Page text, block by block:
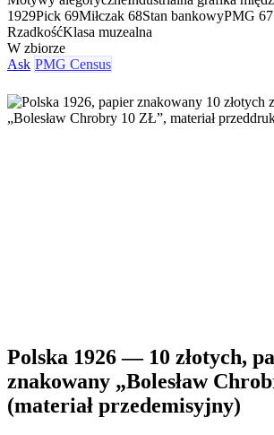
1929Pick 69Miłczak 68Stan bankowyPMG
RzadkośćKlasa muzealna
W zbiorze
Ask PMG Census
Polska 1926 — 10 złotych,
znakowany „Bolesław
(materiał przedemisyjny)